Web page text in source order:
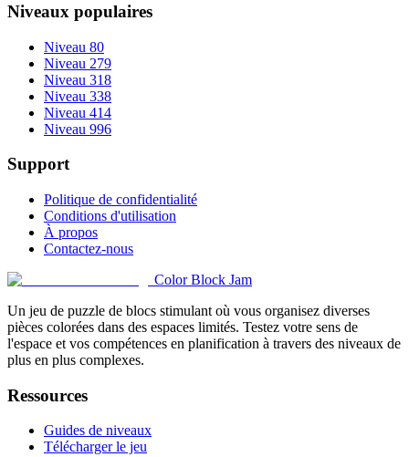
Niveaux populaires
Niveau 80
Niveau 279
Niveau 318
Niveau 338
Niveau 414
Niveau 996
Support
Politique de confidentialité
Conditions d'utilisation
À propos
Contactez-nous
Color Block Jam
Un jeu de puzzle de blocs stimulant où vous organisez diverses
pièces colorées dans des espaces limités. Testez votre sens de
l'espace et vos compétences en planification à travers des niveaux de
plus en plus complexes.
Ressources
Guides de niveaux
Télécharger le jeu